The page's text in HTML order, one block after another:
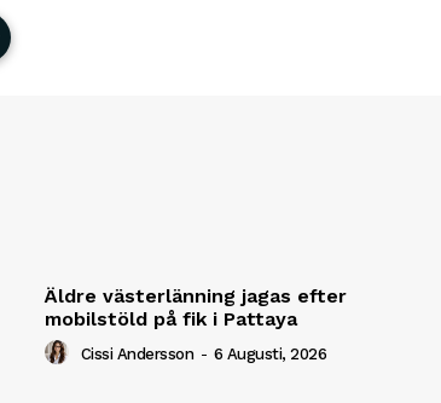
Äldre västerlänning jagas efter
mobilstöld på fik i Pattaya
Cissi Andersson - 6 Augusti, 2026